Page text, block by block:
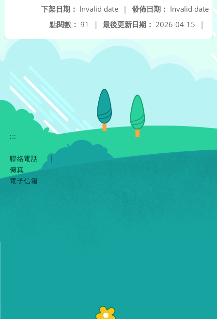
發佈日期： Invalid date
下架日期： Invalid date
|
最後更新日期： 2026-04-15 |
點閱數： 91 |
:::
聯絡電話
|
傳真
電子信箱